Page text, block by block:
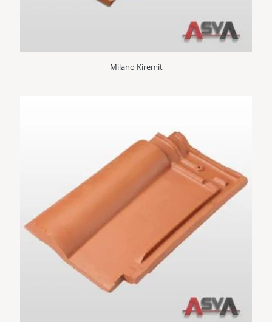
Milano Kiremit